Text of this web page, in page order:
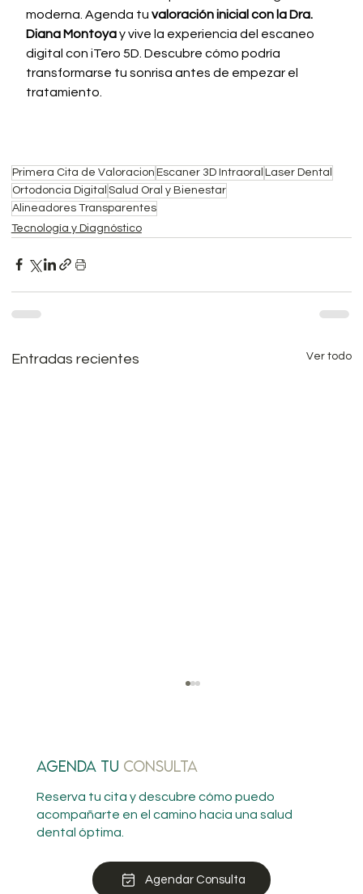
AGENDA tu CONSULTA
Reserva tu cita y descubre cómo puedo
acompañarte en el camino hacia una salud
dental óptima.
Agendar Consulta
moderna. Agenda tu valoración inicial con la Dra.
Diana Montoya y vive la experiencia del escaneo
digital con iTero 5D. Descubre cómo podría
transformarse tu sonrisa antes de empezar el
tratamiento.
Primera Cita de Valoracion Escaner 3D Intraoral Laser Dental
Ortodoncia Digital Salud Oral y Bienestar
Alineadores Transparentes
Tecnología y Diagnóstico
Entradas recientes Ver todo
Ortopedia Funcional de los